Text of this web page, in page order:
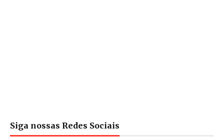
Siga nossas Redes Sociais